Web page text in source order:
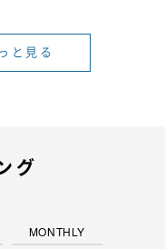
と見る
グ
MONTHLY